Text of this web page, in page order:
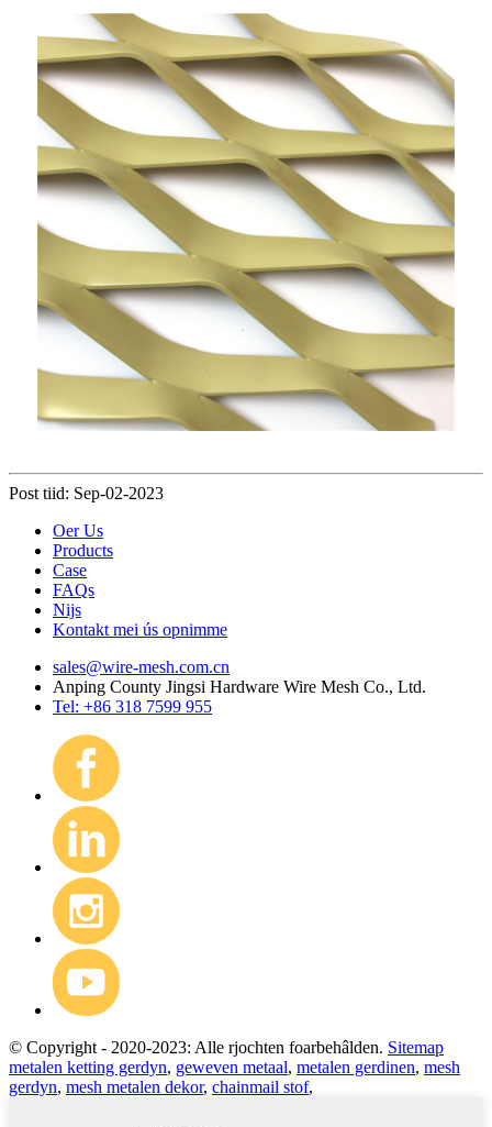
Post tiid: Sep-02-2023
Oer Us
Products
Case
FAQs
Nijs
Kontakt mei ús opnimme
sales@wire-mesh.com.cn
Anping County Jingsi Hardware Wire Mesh Co., Ltd.
Tel: +86 318 7599 955
© Copyright - 2020-2023: Alle rjochten foarbehâlden. Sitemap
metalen ketting gerdyn, geweven metaal, metalen gerdinen, mesh
gerdyn, mesh metalen dekor, chainmail stof,